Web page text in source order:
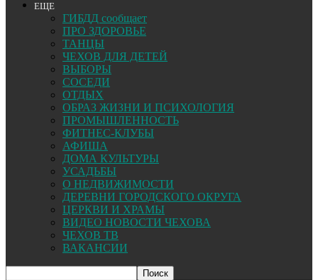
ЕЩЕ
ГИБДД сообщает
ПРО ЗДОРОВЬЕ
ТАНЦЫ
ЧЕХОВ ДЛЯ ДЕТЕЙ
ВЫБОРЫ
СОСЕДИ
ОТДЫХ
ОБРАЗ ЖИЗНИ И ПСИХОЛОГИЯ
ПРОМЫШЛЕННОСТЬ
ФИТНЕС-КЛУБЫ
АФИША
ДОМА КУЛЬТУРЫ
УСАДЬБЫ
О НЕДВИЖИМОСТИ
ДЕРЕВНИ ГОРОДСКОГО ОКРУГА
ЦЕРКВИ И ХРАМЫ
ВИДЕО НОВОСТИ ЧЕХОВА
ЧЕХОВ ТВ
ВАКАНСИИ